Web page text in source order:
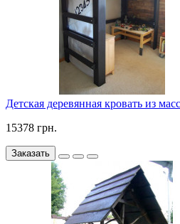
Детская деревянная кровать из
15378 грн.
Заказать